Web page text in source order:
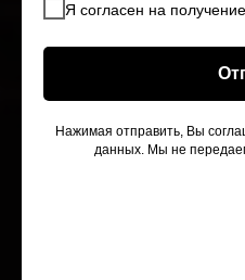
Я согласен на
Нажимая отправить, Вы
данных. Мы не